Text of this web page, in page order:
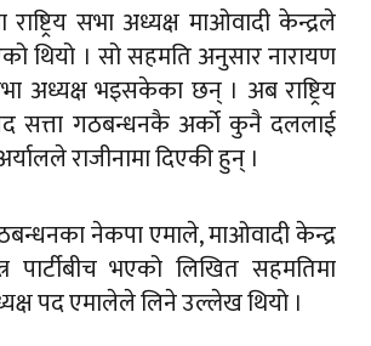
सभा अध्यक्ष माओवादी केन्द्रले
थियो । सो सहमति अनुसार नारायण
अध्यक्ष भइसकेका छन् । अब राष्ट्रिय
सत्ता गठबन्धनकै अर्को कुनै दललाई
राजीनामा दिएकी हुन् ।
नेकपा एमाले, माओवादी केन्द्र
पार्टीबीच भएको लिखित सहमतिमा
पद एमालेले लिने उल्लेख थियो ।